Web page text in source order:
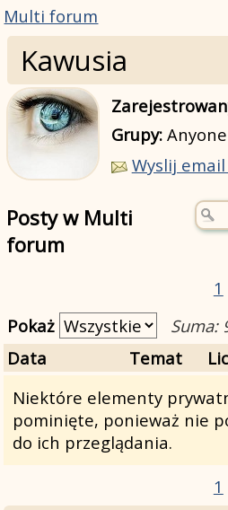
Multi forum
Kawusia
Grupy:Anyone
Wyslij
Posty w Multi
forum
1
Pokaż
Suma:
Data
Temat
Niektóre elementy
pominięte, ponieważ nie
do ich przeglądania.
1